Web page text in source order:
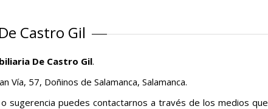
Castro Gil
De Castro Gil.
Vía, 57, Doñinos de Salamanca, Salamanca.
sugerencia puedes contactarnos a través de los medios que